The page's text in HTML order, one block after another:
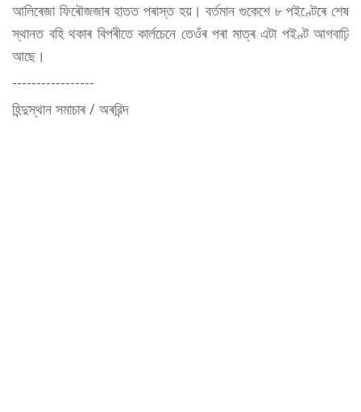
আলিৰেজা ফিৰৌজজাৰ হাতত পৰাস্ত হয়। বৰ্তমান গুকেশে ৮ পইণ্টেৰে শেষ
স্থানত বহি থকাৰ বিপৰীতে কাৰ্লচেনে তেওঁৰ পৰা মাত্ৰ এটা পইণ্ট আগবাঢ়ি
আছে।
-----------------
হিন্দুস্থান সমাচাৰ / অৰৱিন্দ